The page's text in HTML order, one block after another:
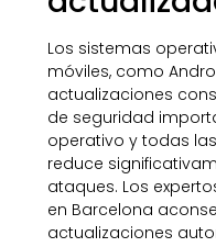
Los sistemas
móviles, como
actualizaciones
de seguridad
operativo y todas
reduce
ataques. Los
en Barcelona
actualizaciones